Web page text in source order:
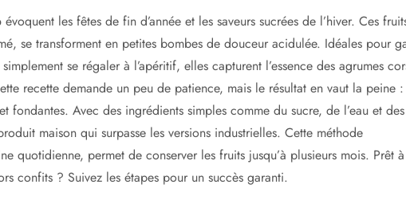
évoquent les fêtes de fin d’année et les saveurs sucrées de l’hiver. Ces
se transforment en petites bombes de douceur acidulée. Idéales pour
se régaler à l’apéritif, elles capturent l’essence des agrumes
recette demande un peu de patience, mais le résultat en vaut la peine
fondantes. Avec des ingrédients simples comme du sucre, de l’eau et des
maison qui surpasse les versions industrielles. Cette méthode
quotidienne, permet de conserver les fruits jusqu’à plusieurs mois. Prêt à
confits ? Suivez les étapes pour un succès garanti.